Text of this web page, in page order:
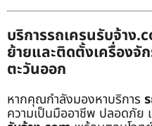
บริการรถเครนรับจ้าง
ย้ายและติดตั้งเครื่อง
ตะวันออก
หากคุณกำลังมองหาบริการ
ความเป็นมืออาชีพ ปลอดภัย